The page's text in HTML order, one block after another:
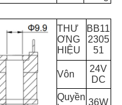
THƯ
ƠNG
HIỆU
BB11
2305
51
Vôn
24V
DC
Quyền
36W